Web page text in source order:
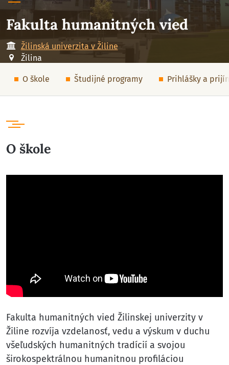
Fakulta humanitných vied
Žilinská univerzita v Žiline
Žilina
O škole Študijné programy Prihlášky a
O škole
Fakulta humanitných vied Žilinskej univerzity v
Žiline rozvíja vzdelanosť, vedu a výskum v duchu
všeľudských humanitných tradícií a svojou
širokospektrálnou humanitnou profiláciou